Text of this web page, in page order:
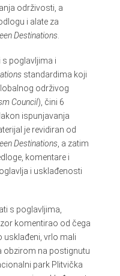
održivosti, a
i alate za
Destinations.
s poglavljima i
standardima koji
održivog
Council), čini 6
ispunjavanja
je revidiran od
Destinations, a zatim
komentare i
i usklađenosti
s poglavljima,
komentirao od čega
usklađeni, vrlo mali
obzirom na postignutu
park Plitvička